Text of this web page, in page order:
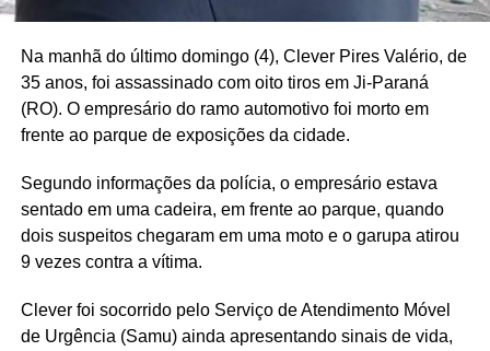
Na manhã do último domingo (4), Clever Pires Valério, de
35 anos, foi assassinado com oito tiros em Ji-Paraná
(RO). O empresário do ramo automotivo foi morto em
frente ao parque de exposições da cidade.
Segundo informações da polícia, o empresário estava
sentado em uma cadeira, em frente ao parque, quando
dois suspeitos chegaram em uma moto e o garupa atirou
9 vezes contra a vítima.
Clever foi socorrido pelo Serviço de Atendimento Móvel
de Urgência (Samu) ainda apresentando sinais de vida,